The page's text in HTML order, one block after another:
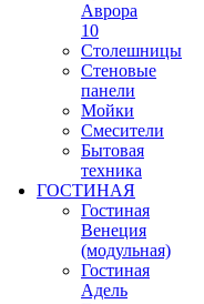
Аврора
10
Столешницы
Стеновые
панели
Мойки
Смесители
Бытовая
техника
ГОСТИНАЯ
Гостиная
Венеция
(модульная)
Гостиная
Адель